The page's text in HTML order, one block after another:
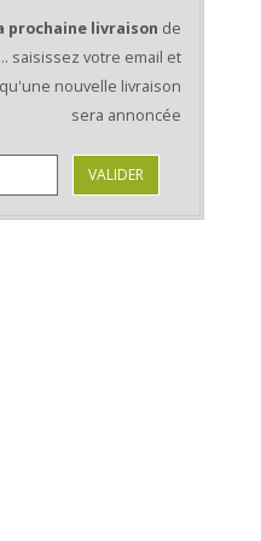
prochaine livraison de
saisissez votre email et
nouvelle livraison
sera annoncée
VALIDER